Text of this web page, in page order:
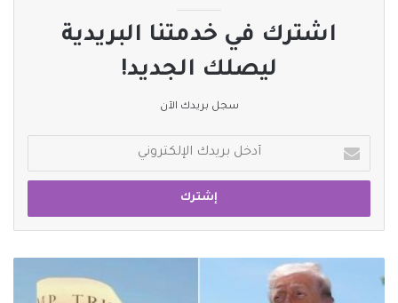
اشترك في خدمتنا البريدية
ليصلك الجديد!
سجل بريدك الآن
بريدك
الإلكتروني
برج